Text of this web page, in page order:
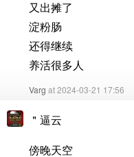
又出摊了
淀粉肠
还得继续
养活很多人
Varg at 2024-03-21 17:56
＂逼云
傍晚天空